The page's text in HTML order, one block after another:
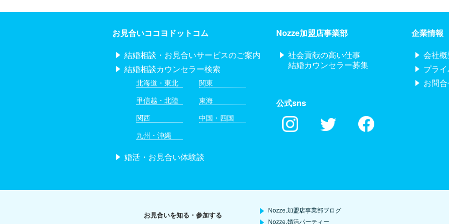
お見合いココヨドットコム
結婚相談・お見合いサービスのご案内
結婚相談カウンセラー検索
北海道・東北
関東
甲信越・北陸
東海
関西
中国・四国
九州・沖縄
婚活・お見合い体験談
Nozze加盟店事業部
社会貢献の高い仕事
結婚カウンセラー募集
公式sns
企業情報
会社
プラ
お問
お見合いを知る・参加する
Nozze.加盟店事業部ブログ
Nozze.婚活パーティー